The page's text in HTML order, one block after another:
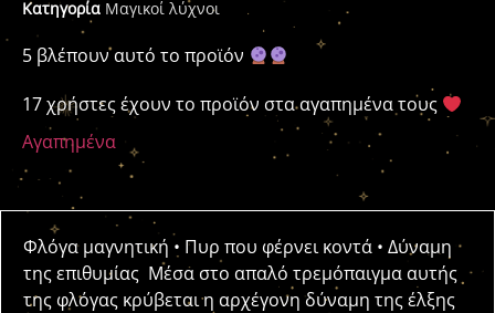
Κατηγορία Μαγικοί λύχνοι
5 βλέπουν αυτό το προϊόν
17 χρήστες έχουν το προϊόν στα αγαπημένα τους
Αγαπημένα
Φλόγα μαγνητική • Πυρ που φέρνει κοντά • Δύναμη
της επιθυμίας Μέσα στο απαλό τρεμόπαιγμα αυτής
της φλόγας κρύβεται η αρχέγονη δύναμη της έλξης